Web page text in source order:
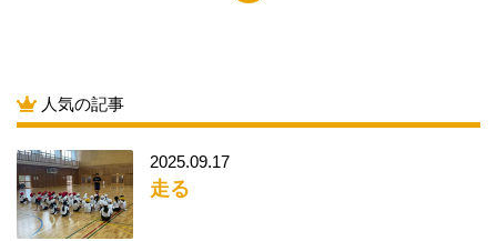
人気の記事
2025.09.17
走る